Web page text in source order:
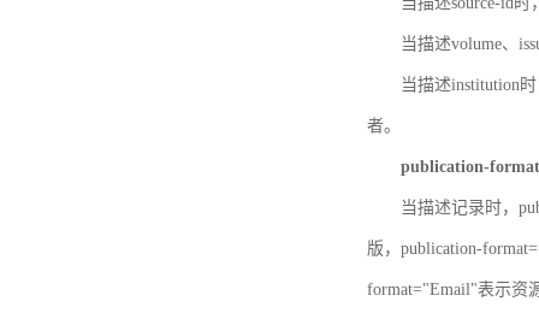
当描述volume、
当描述institution
者。
publication-format
当描述记录时，
版，publication-
format="Email"表示资